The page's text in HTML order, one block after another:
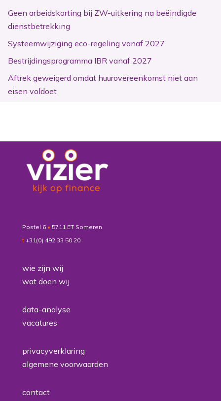
Geen arbeidskorting bij ZW-uitkering na beëindigde
dienstbetrekking
Systeemwijziging eco-regeling vanaf 2027
Bestrijdingsprogramma IBR vanaf 2027
Aftrek geweigerd omdat huurovereenkomst niet aan
eisen voldoet
Postel 6 • 5711 ET Someren
t +31(0) 492 33 50 20
wie zijn wij
wat doen wij
data-analyse
vacatures
privacyverklaring
algemene voorwaarden
contact